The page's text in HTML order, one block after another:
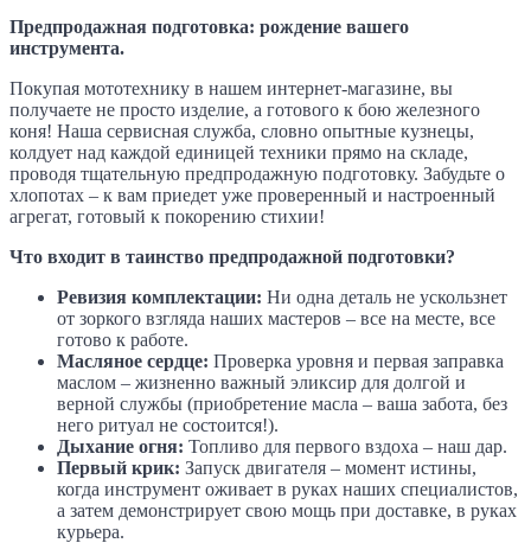
Предпродажная подготовка: рождение вашего
инструмента.
Покупая мототехнику в нашем интернет-магазине, вы
получаете не просто изделие, а готового к бою железного
коня! Наша сервисная служба, словно опытные кузнецы,
колдует над каждой единицей техники прямо на складе,
проводя тщательную предпродажную подготовку. Забудьте о
хлопотах – к вам приедет уже проверенный и настроенный
агрегат, готовый к покорению стихии!
Что входит в таинство предпродажной подготовки?
Ревизия комплектации: Ни одна деталь не ускользнет
от зоркого взгляда наших мастеров – все на месте, все
готово к работе.
Масляное сердце: Проверка уровня и первая заправка
маслом – жизненно важный эликсир для долгой и
верной службы (приобретение масла – ваша забота, без
него ритуал не состоится!).
Дыхание огня: Топливо для первого вздоха – наш дар.
Первый крик: Запуск двигателя – момент истины,
когда инструмент оживает в руках наших специалистов,
а затем демонстрирует свою мощь при доставке, в руках
курьера.